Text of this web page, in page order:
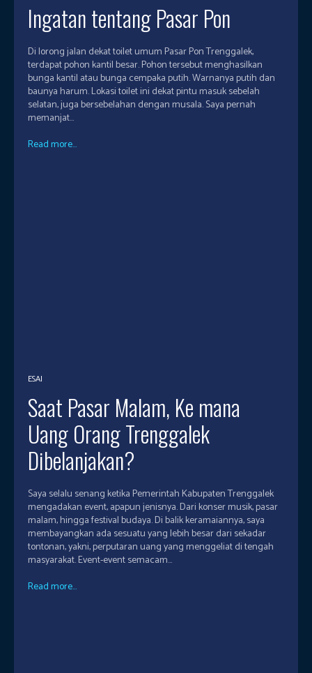
Ingatan tentang Pasar Pon
Di lorong jalan dekat toilet umum Pasar Pon Trenggalek,
terdapat pohon kantil besar. Pohon tersebut menghasilkan
bunga kantil atau bunga cempaka putih. Warnanya putih dan
baunya harum. Lokasi toilet ini dekat pintu masuk sebelah
selatan, juga bersebelahan dengan musala. Saya pernah
memanjat...
Read more...
ESAI
Saat Pasar Malam, Ke mana
Uang Orang Trenggalek
Dibelanjakan?
Saya selalu senang ketika Pemerintah Kabupaten Trenggalek
mengadakan event, apapun jenisnya. Dari konser musik, pasar
malam, hingga festival budaya. Di balik keramaiannya, saya
membayangkan ada sesuatu yang lebih besar dari sekadar
tontonan, yakni, perputaran uang yang menggeliat di tengah
masyarakat. Event-event semacam...
Read more...